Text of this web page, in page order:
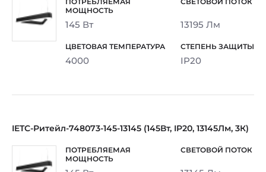
145 Вт 13195 Лм
4000 IP20
IETC-Ритейл-748073-145-13145 (145Вт, IP20, 13145Лм, 3К)